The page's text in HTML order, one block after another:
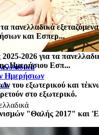
Ημερήσιων
πανελλαδικά εξεταζόμενα
και Εσπερ...
2026 για τα
Ημερήσιου Εσπ...
του εξωτερικού και
στο εξωτερικό.
"Θαλής 2017" και